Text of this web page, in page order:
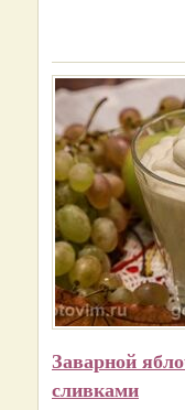
Заварной
сливками